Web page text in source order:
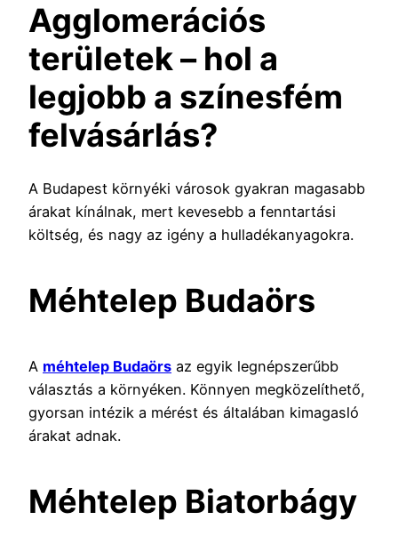
Agglomerációs
területek – hol a
legjobb a színesfém
felvásárlás?
A Budapest környéki városok gyakran magasabb
árakat kínálnak, mert kevesebb a fenntartási
költség, és nagy az igény a hulladékanyagokra.
Méhtelep Budaörs
A méhtelep Budaörs az egyik legnépszerűbb
választás a környéken. Könnyen megközelíthető,
gyorsan intézik a mérést és általában kimagasló
árakat adnak.
Méhtelep Biatorbágy